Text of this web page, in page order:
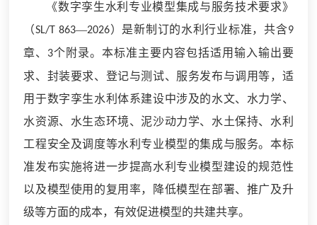
《数字孪生水利专业模型集成与服务技术要求》
（SL/T 863—2026）是新制订的水利行业标准，共含9
章、 3个附录。本标准主要内容包括适用输入输出要
求、封装要求、登记与测试、服务发布与调用等，适
用于数字孪生水利体系建设中涉及的水文、水力学、
水资源、水生态环境、泥沙动力学、水土保持、水利
工程安全及调度等水利专业模型的集成与服务。本标
准发布实施将进一步提高水利专业模型建设的规范性
以及模型使用的复用率，降低模型在部署、推广及升
级等方面的成本，有效促进模型的共建共享。